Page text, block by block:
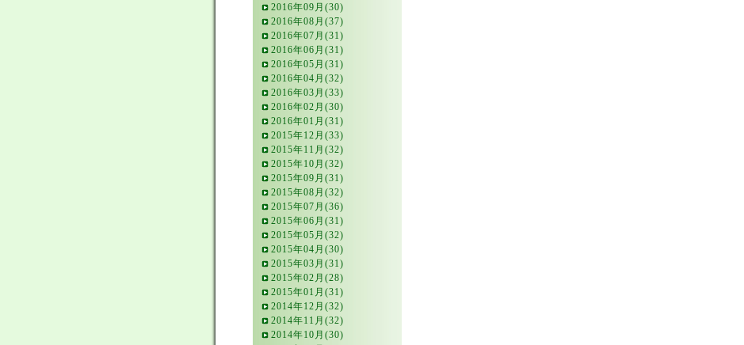
2016年09月(30)
2016年08月(37)
2016年07月(31)
2016年06月(31)
2016年05月(31)
2016年04月(32)
2016年03月(33)
2016年02月(30)
2016年01月(31)
2015年12月(33)
2015年11月(32)
2015年10月(32)
2015年09月(31)
2015年08月(32)
2015年07月(36)
2015年06月(31)
2015年05月(32)
2015年04月(30)
2015年03月(31)
2015年02月(28)
2015年01月(31)
2014年12月(32)
2014年11月(32)
2014年10月(30)